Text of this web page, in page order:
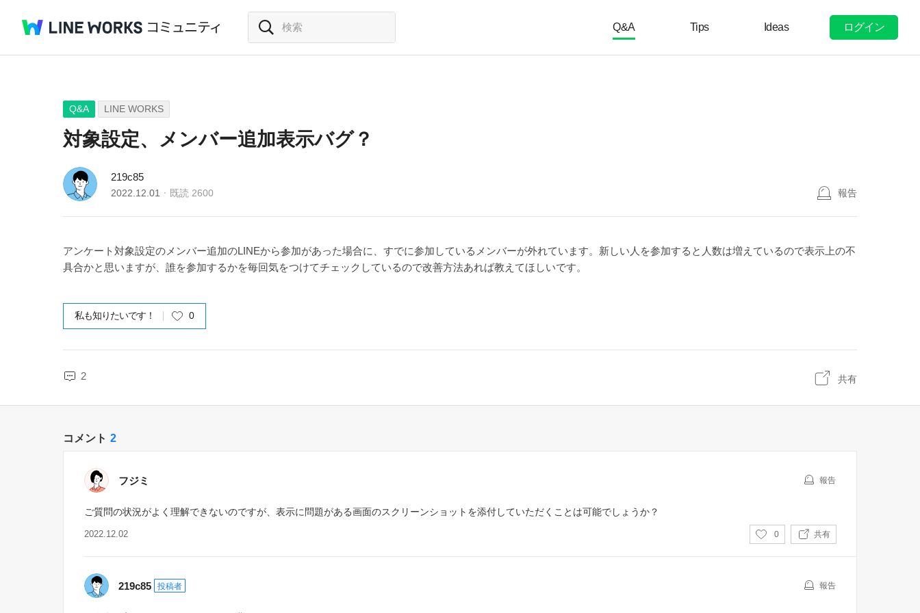
Q&A Tips Ideas ログイン
Q&A LINE WORKS
対象設定、メンバー追加表示バグ？
219c85
2022.12.01 既読 2600 報告
アンケート対象設定のメンバー追加のLINEから参加があった場合に、すでに参加しているメンバーが外れています。新しい人を参加すると人数は増えているので表示上の不
具合かと思いますが、誰を参加するかを毎回気をつけてチェックしているので改善方法あれば教えてほしいです。
私も知りたいです！ 0
2 共有
コメント 2
フジミ 報告
ご質問の状況がよく理解できないのですが、表示に問題がある画面のスクリーンショットを添付していただくことは可能でしょうか？
2022.12.02
い
0 共有
219c85 投稿者 報告